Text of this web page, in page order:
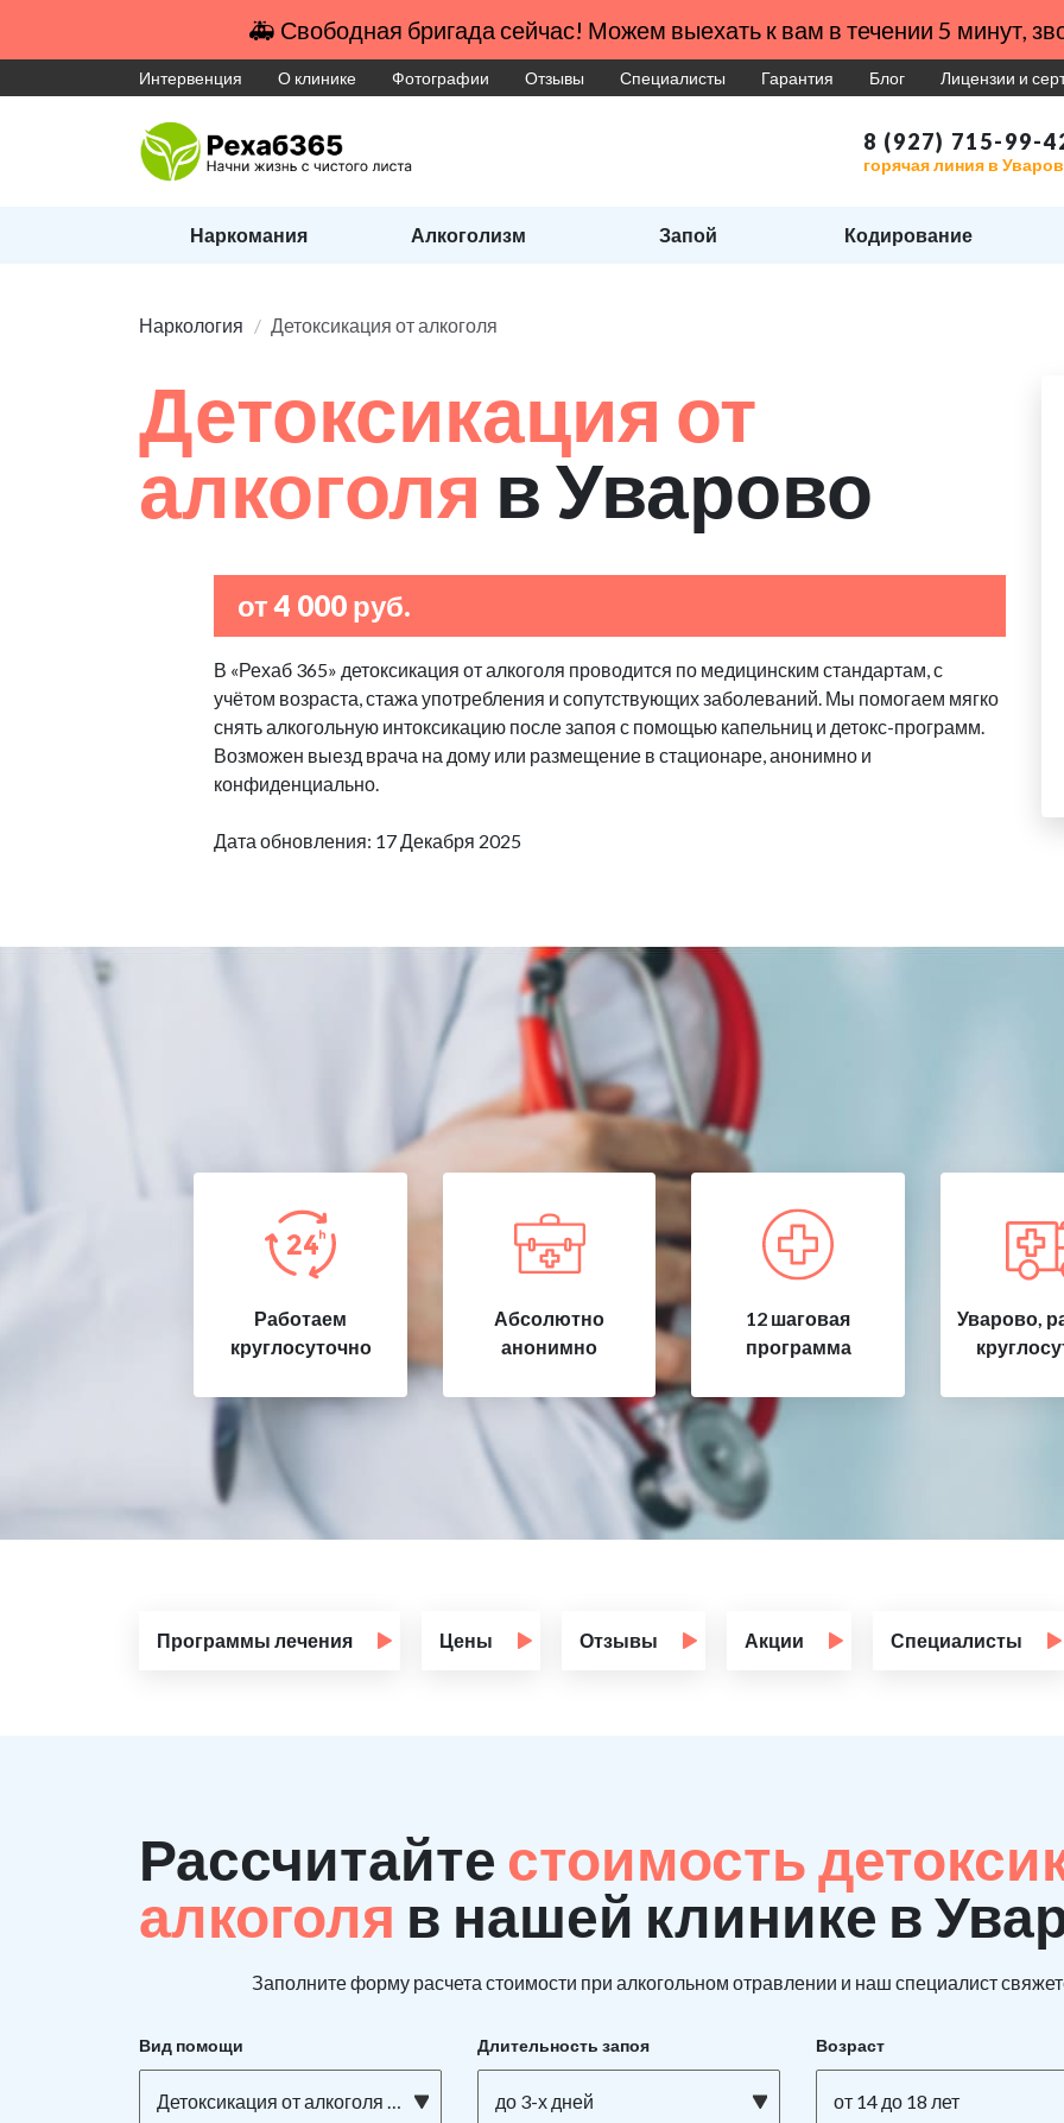
🚑 Свободная бригада сейчас! Можем выехать к вам в течении 5 минут,
Интервенция О клинике Фотографии Отзывы Специалисты Гарантия Блог Лицензии и
8 (927) 715-99-
горячая линия в
Наркомания Алкоголизм Запой Кодирование
Наркология Детоксикация от алкоголя
Детоксикация от
алкоголя в Уварово
от 4 000 руб.
В «Рехаб 365» детоксикация от алкоголя проводится по медицинским стандартам, с
учётом возраста, стажа употребления и сопутствующих заболеваний. Мы помогаем мягко
снять алкогольную интоксикацию после запоя с помощью капельниц и детокс-программ.
Возможен выезд врача на дому или размещение в стационаре, анонимно и
конфиденциально.
Дата обновления: 17 Декабря 2025
Работаем
круглосуточно
Абсолютно
анонимно
12 шаговая
программа
Уварово,
Программы лечения Цены Отзывы Акции Специалисты
Рассчитайте стоимость
алкоголя в нашей клинике в
Заполните форму расчета стоимости при алкогольном отравлении и наш специалист
Вид помощи
Детоксикация от алкоголя на дому
Длительность запоя
до 3-х дней
Возраст
от 14 до 18 лет